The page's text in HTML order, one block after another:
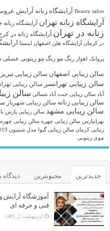
Beauty salon آرايشگاه زنانه آرایش
آرایشگاه زنانه تهران آرایشگاه زنانه
زنانه در تهران آرایشگاه زنانه در
در کرمان آرایشگاه هلن اصفهان اینستا
پروانک اهواز رنگ مو رنگ مو زیتونی عسلی
سالن زیبایی اصفهان سالن زیبایی تبریز
سالن زیبایی تهرانسر سالن زیبایی
آباد سالن زیبایی جنت آباد شمالی سالن
سالن زیبایی زنانه سالن زیبایی شهریار
سالن زیبایی مشهد سالن زیبایی پارس
تهرانپارس سالن زیبایی چهره سالن زیبایی
زیبایی کرمان سالن زیبایی گیوا مدل شینیون 2019
موی زیتونی
جدیدترین محبوبترین دیدگاه
آموزشگاه آرایش
فنی و حرفه ای
اردیبهشت 2, 1401